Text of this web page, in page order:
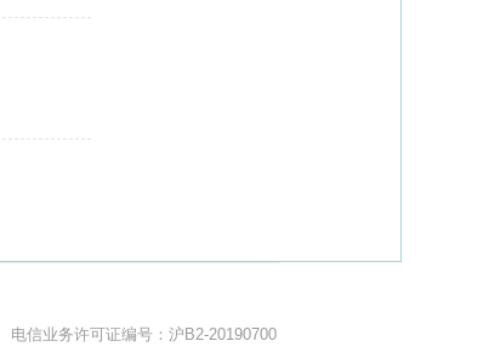
电信业务许可证编号：沪B2-20190700